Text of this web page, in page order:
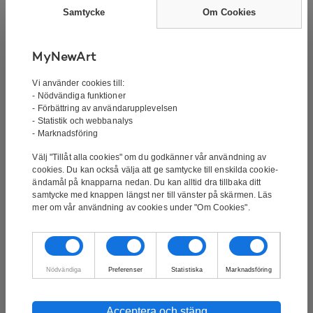
med track’n’trace.
duktiga konstnärer. Det är inte ett tryck eller något
liknande. Oljefärg är den klassiska formen av färg för
tavlor. Oljemålningar kännetecknas av sitt goda
Tavlan är spänd över en 3,5 cm tjock ram och kan
hängas direkt på väggen.
Vill du ha den här tavlan i en annan storlek? Vi kan
måla alla våra tavlor i alla storlekar. Om du vill veta mer,
kontakta oss på info@mynewart.se
Samtycke Om Cookies
MyNewArt
Vi använder cookies till:
- Nödvändiga funktioner
- Förbättring av användarupplevelsen
- Statistik och webbanalys
- Marknadsföring
Välj "Tillåt alla cookies" om du godkänner vår användning av
cookies. Du kan också välja att ge samtycke till enskilda cookie-
ändamål på knapparna nedan. Du kan alltid dra tillbaka ditt
samtycke med knappen längst ner till vänster på skärmen. Läs
mer om vår användning av cookies under "Om Cookies".
Nödvändiga Preferenser Statistiska Marknadsföring